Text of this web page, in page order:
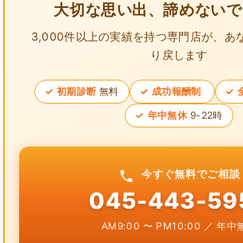
大切な思い出、諦めない
3,000件以上の実績を持つ専門店が、 あ
り戻します
初期診断 無料 成功報酬制
年中無休 9-22時
今すぐ無料でご相談
045-443-
AM9:00 〜 PM10:00 ／ 年中